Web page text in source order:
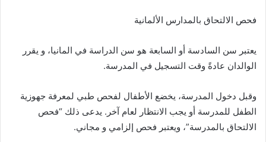
فحص الالتحاق بالمدارس الألمانية
يعتبر سن السادسة أو السابعة هو سن الدراسة في المانيا، و يقرر
الوالدان عادةً وقت التسجيل في المدرسة.
وقبل دخول المدرسة، يخضع الأطفال لفحص طبي لمعرفة جهوزية
الطفل للمدرسة أو يجب الانتظار لعام آخر. يدعى ذلك “فحص
الالتحاق بالمدرسة”، ويعتبر فحص إلزامي و مجاني.